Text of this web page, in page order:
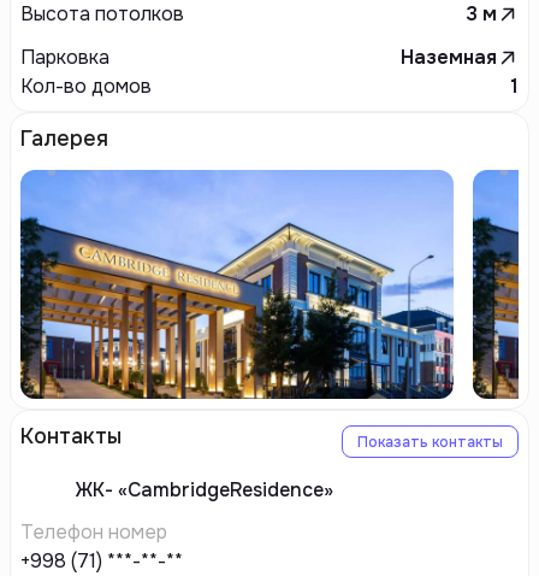
Высота потолков
3 м
Парковка
Наземная
Кол-во домов
1
Галерея
Контакты Показать контакты
ЖК- «CambridgeResidence»
Телефон номер
+998 (71) ***-**-**